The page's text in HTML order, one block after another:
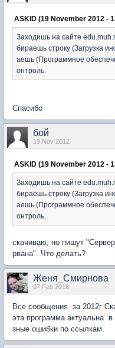
ASKID (19 November 2012 -
Заходишь на сайте
бираешь строку (Загрузка
аешь (Программное
онтроль.
Спасибо
бой
19 Nov 2012
ASKID (19 November 2012 -
Заходишь на сайте
бираешь строку (Загрузка
аешь (Программное
онтроль.
скачиваю, но пишут
рвана". Что делать?
Женя_Смирнова
07 Feb 2016
Все сообщения за 2012г
эта программа актуальна
зные ошибки по ссылкам.